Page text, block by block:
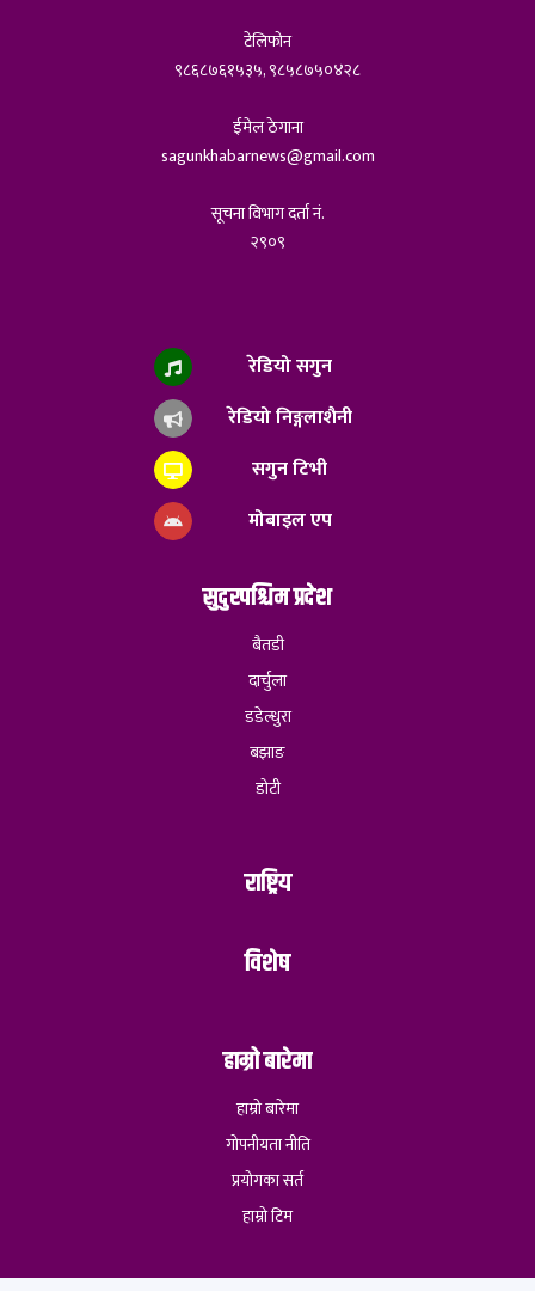
टेलिफोन
९८६८७६१५३५, ९८५८७५०४२८
ईमेल ठेगाना
sagunkhabarnews@gmail.com
सूचना विभाग दर्ता नं.
२९०९
रेडियो सगुन
रेडियो निङ्गलाशैनी
सगुन टिभी
मोबाइल एप
सुदुरपश्चिम प्रदेश
बैतडी
दार्चुला
डडेल्धुरा
बझाङ
डोटी
राष्ट्रिय
विशेष
हाम्रो बारेमा
हाम्रो बारेमा
गोपनीयता नीति
प्रयोगका सर्त
हाम्रो टिम